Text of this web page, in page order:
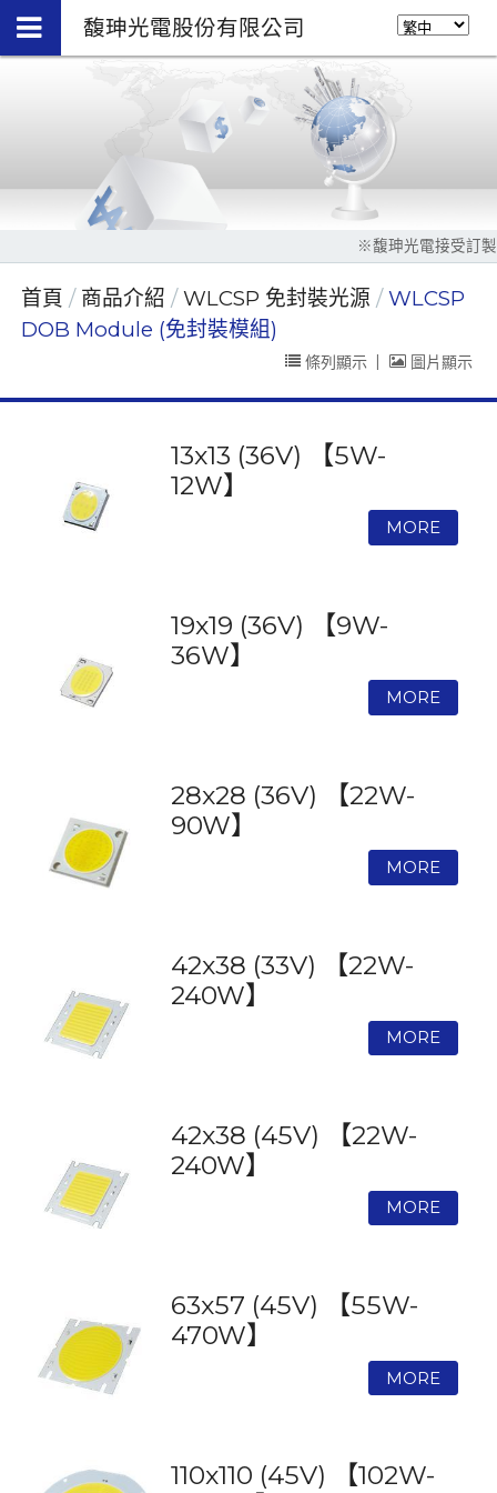
馥珅光電股份有限公司
※馥珅光電接受訂
首頁 商品介紹 WLCSP 免封裝光源
WLCSP
DOB Module (免封裝模組)
條列顯示 圖片顯示
13x13 (36V) 【5W-
12W】
19x19 (36V) 【9W-
36W】
28x28 (36V) 【22W-
90W】
42x38 (33V) 【22W-
240W】
42x38 (45V) 【22W-
240W】
63x57 (45V) 【55W-
470W】
110x110 (45V) 【102W-